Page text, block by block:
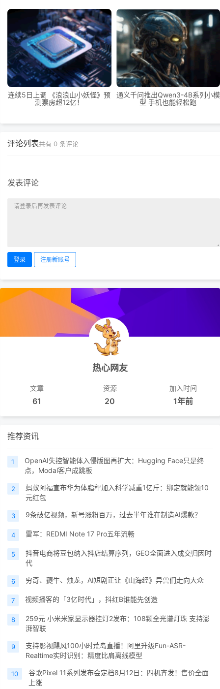
连续5日上调 《浪浪山小妖怪》预
测票房超12亿！
通义千问推出Qwen3-4B系列小模
型 手机也能轻松跑
评论列表共有 0 条评论
发表评论
登录 注册新账号
热心网友
文章
61
资源
20
加入时间
1年前
推荐资讯
1
OpenAI失控智能体入侵版图再扩大：Hugging Face只是终
点，Modal客户成跳板
2
蚂蚁阿福宣布华为体脂秤加入科学减重1亿斤：绑定就能领10
元红包
3 9条破亿视频，新号涨粉百万，过去半年谁在制造AI爆款？
4 雷军：REDMI Note 17 Pro五年流畅
5
抖音电商将豆包纳入抖店结算序列，GEO全面进入成交归因时
代
6 穷奇、夔牛、烛龙，AI短剧正让《山海经》异兽们走向大众
7 视频播客的「3亿时代」，抖红B谁能先创造
8
259元 小米米家显示器挂灯2发布：108颗全光谱灯珠 支持澎
湃智联
9
支持影视飓风100小时荒岛直播！阿里升级Fun-ASR-
Realtime实时识别：精度比肩离线模型
10
谷歌Pixel 11系列发布会定档8月12日：四机齐发！售价全面
上涨